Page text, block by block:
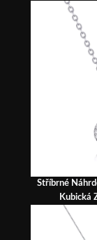
Stříbrné
Kubická